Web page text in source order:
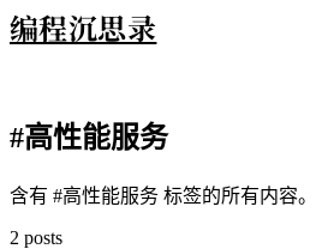
编程沉思录
#高性能服务
含有 #高性能服务 标签的所有内容。
2 posts